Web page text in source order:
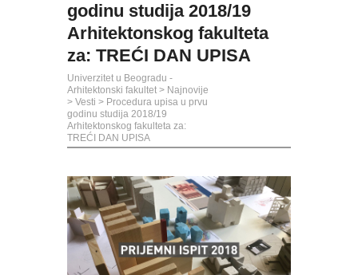
godinu studija 2018/19
Arhitektonskog fakulteta
za: TREĆI DAN UPISA
Univerzitet u Beogradu -
Arhitektonski fakultet > Najnovije
> Vesti > Procedura upisa u prvu
godinu studija 2018/19
Arhitektonskog fakulteta za:
TREĆI DAN UPISA